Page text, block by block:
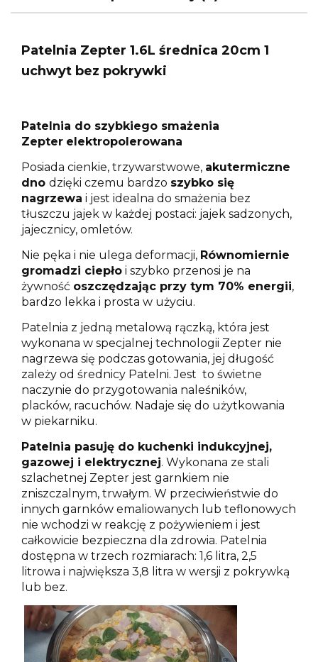
Patelnia Zepter 1.6L średnica 20cm 1
uchwyt bez pokrywki
Patelnia do szybkiego smażenia
Zepter elektropolerowana
Posiada cienkie, trzywarstwowe, akutermiczne
dno dzięki czemu bardzo szybko się
nagrzewa i jest idealna do smażenia bez
tłuszczu jajek w każdej postaci: jajek sadzonych,
jajecznicy, omletów.
Nie pęka i nie ulega deformacji, Równomiernie
gromadzi ciepło i szybko przenosi je na
żywność oszczędzając przy tym 70% energii,
bardzo lekka i prosta w użyciu.
Patelnia z jedną metalową rączką, która jest
wykonana w specjalnej technologii Zepter nie
nagrzewa się podczas gotowania, jej długość
zależy od średnicy Patelni. Jest to świetne
naczynie do przygotowania naleśników,
placków, racuchów. Nadaje się do użytkowania
w piekarniku.
Patelnia pasuję do kuchenki indukcyjnej,
gazowej i elektrycznej. Wykonana ze stali
szlachetnej Zepter jest garnkiem nie
zniszczalnym, trwałym. W przeciwieństwie do
innych garnków emaliowanych lub teflonowych
nie wchodzi w reakcję z pożywieniem i jest
całkowicie bezpieczna dla zdrowia. Patelnia
dostępna w trzech rozmiarach: 1,6 litra, 2,5
litrowa i największa 3,8 litra w wersji z pokrywką
lub bez.